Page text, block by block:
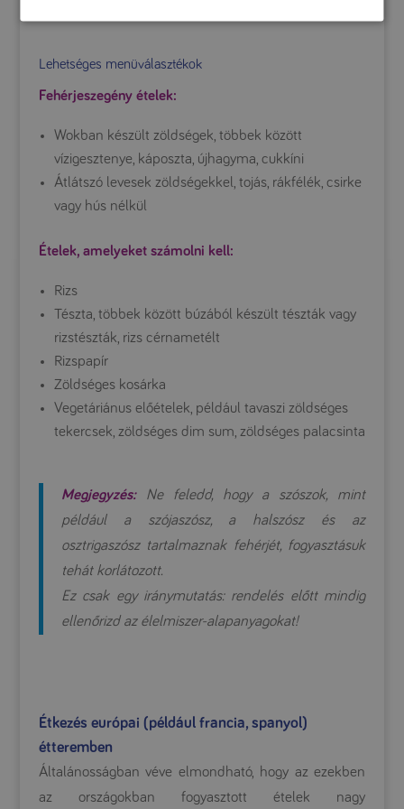
Lehetséges menüválasztékok
Fehérjeszegény ételek:
Wokban készült zöldségek, többek között
vízigesztenye, káposzta, újhagyma, cukkíni
Átlátszó levesek zöldségekkel, tojás, rákfélék, csirke
vagy hús nélkül
Ételek, amelyeket számolni kell:
Rizs
Tészta, többek között búzából készült tészták vagy
rizstészták, rizs cérnametélt
Rizspapír
Zöldséges kosárka
Vegetáriánus előételek, például tavaszi zöldséges
tekercsek, zöldséges dim sum, zöldséges palacsinta
Megjegyzés:Ne feledd, hogy a szószok, mint
például a szójaszósz, a halszósz és az
osztrigaszósz tartalmaznak fehérjét, fogyasztásuk
tehát korlátozott.
Ez csak egy iránymutatás: rendelés előtt mindig
ellenőrizd az élelmiszer-alapanyagokat!
Étkezés európai (például francia, spanyol)
étteremben
Általánosságban véve elmondható, hogy az ezekben
az országokban fogyasztott ételek nagy